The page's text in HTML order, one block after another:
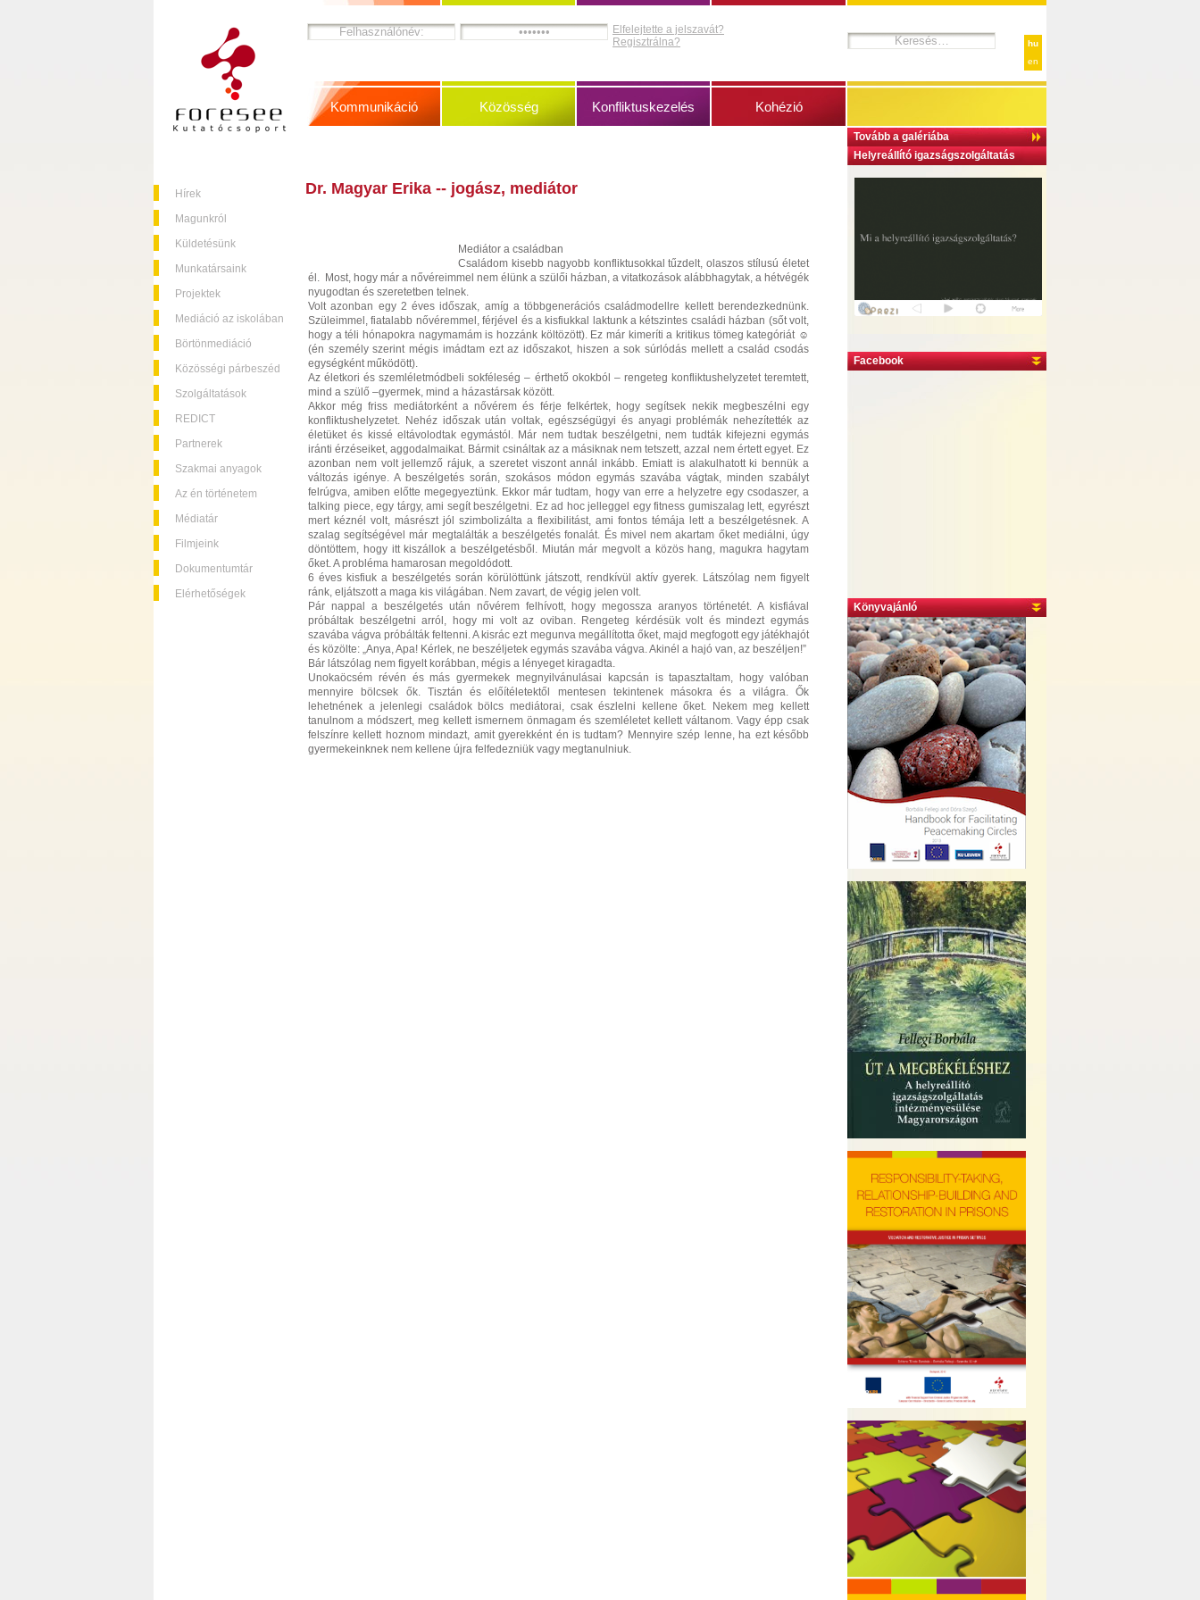
Hírek
Magunkról
Küldetésünk
Munkatársaink
Projektek
Mediáció az iskolában
Börtönmediáció
Közösségi párbeszéd
Szolgáltatások
REDICT
Partnerek
Szakmai anyagok
Az én történetem
Médiatár
Filmjeink
Dokumentumtár
Elérhetőségek
hu
en
Tovább a galériába
Helyreállító igazságszolgáltatás
Facebook
Könyvajánló
Elfelejtette a jelszavát?
Regisztrálna?
Kommunikáció Közösség Konfliktuskezelés Kohézió
Dr. Magyar Erika -- jogász, mediátor
Mediátor a családban
Családom kisebb nagyobb konfliktusokkal tűzdelt, olaszos stílusú életet
él. Most, hogy már a nővéreimmel nem élünk a szülői házban, a vitatkozások alábbhagytak, a hétvégék
nyugodtan és szeretetben telnek.
Volt azonban egy 2 éves időszak, amíg a többgenerációs családmodellre kellett berendezkednünk.
Szüleimmel, fiatalabb nővéremmel, férjével és a kisfiukkal laktunk a kétszintes családi házban (sőt volt,
hogy a téli hónapokra nagymamám is hozzánk költözött). Ez már kimeríti a kritikus tömeg kategóriát ☺
(én személy szerint mégis imádtam ezt az időszakot, hiszen a sok súrlódás mellett a család csodás
egységként működött).
Az életkori és szemléletmódbeli sokféleség – érthető okokból – rengeteg konfliktushelyzetet teremtett,
mind a szülő –gyermek, mind a házastársak között.
Akkor még friss mediátorként a nővérem és férje felkértek, hogy segítsek nekik megbeszélni egy
konfliktushelyzetet. Nehéz időszak után voltak, egészségügyi és anyagi problémák nehezítették az
életüket és kissé eltávolodtak egymástól. Már nem tudtak beszélgetni, nem tudták kifejezni egymás
iránti érzéseiket, aggodalmaikat. Bármit csináltak az a másiknak nem tetszett, azzal nem értett egyet. Ez
azonban nem volt jellemző rájuk, a szeretet viszont annál inkább. Emiatt is alakulhatott ki bennük a
változás igénye. A beszélgetés során, szokásos módon egymás szavába vágtak, minden szabályt
felrúgva, amiben előtte megegyeztünk. Ekkor már tudtam, hogy van erre a helyzetre egy csodaszer, a
talking piece, egy tárgy, ami segít beszélgetni. Ez ad hoc jelleggel egy fitness gumiszalag lett, egyrészt
mert kéznél volt, másrészt jól szimbolizálta a flexibilitást, ami fontos témája lett a beszélgetésnek. A
szalag segítségével már megtalálták a beszélgetés fonalát. És mivel nem akartam őket mediálni, úgy
döntöttem, hogy itt kiszállok a beszélgetésből. Miután már megvolt a közös hang, magukra hagytam
őket. A probléma hamarosan megoldódott.
6 éves kisfiuk a beszélgetés során körülöttünk játszott, rendkívül aktív gyerek. Látszólag nem figyelt
ránk, eljátszott a maga kis világában. Nem zavart, de végig jelen volt.
Pár nappal a beszélgetés után nővérem felhívott, hogy megossza aranyos történetét. A kisfiával
próbáltak beszélgetni arról, hogy mi volt az oviban. Rengeteg kérdésük volt és mindezt egymás
szavába vágva próbálták feltenni. A kisrác ezt megunva megállította őket, majd megfogott egy játékhajót
és közölte: „Anya, Apa! Kérlek, ne beszéljetek egymás szavába vágva. Akinél a hajó van, az beszéljen!”
Bár látszólag nem figyelt korábban, mégis a lényeget kiragadta.
Unokaöcsém révén és más gyermekek megnyilvánulásai kapcsán is tapasztaltam, hogy valóban
mennyire bölcsek ők. Tisztán és előítéletektől mentesen tekintenek másokra és a világra. Ők
lehetnének a jelenlegi családok bölcs mediátorai, csak észlelni kellene őket. Nekem meg kellett
tanulnom a módszert, meg kellett ismernem önmagam és szemléletet kellett váltanom. Vagy épp csak
felszínre kellett hoznom mindazt, amit gyerekként én is tudtam? Mennyire szép lenne, ha ezt később
gyermekeinknek nem kellene újra felfedezniük vagy megtanulniuk.